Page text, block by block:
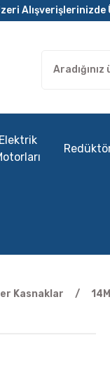
Elektrik
Kasnaklar